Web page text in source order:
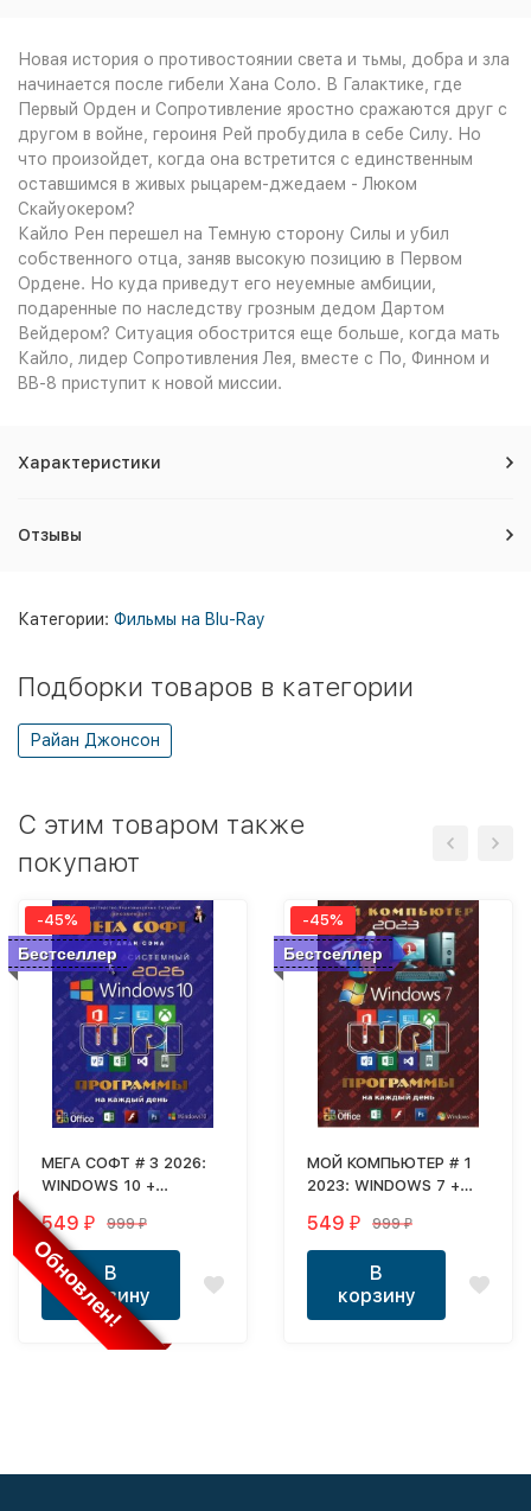
Новая история о противостоянии света и тьмы, добра и зла
начинается после гибели Хана Соло. В Галактике, где
Первый Орден и Сопротивление яростно сражаются друг с
другом в войне, героиня Рей пробудила в себе Силу. Но
что произойдет, когда она встретится с единственным
оставшимся в живых рыцарем-джедаем - Люком
Скайуокером?
Кайло Рен перешел на Темную сторону Силы и убил
собственного отца, заняв высокую позицию в Первом
Ордене. Но куда приведут его неуемные амбиции,
подаренные по наследству грозным дедом Дартом
Вейдером? Ситуация обострится еще больше, когда мать
Кайло, лидер Сопротивления Лея, вместе с По, Финном и
BB-8 приступит к новой миссии.
Характеристики
Отзывы
Категории: Фильмы на Blu-Ray
Подборки товаров в категории
Райан Джонсон
C этим товаром также
покупают
Обновлен!
Бестселлер
-45%
МЕГА СОФТ # 3 2026:
WINDOWS 10 +
WINDOWS 10, X86/X64,
6 РЕДАКЦИЙ,
ПРОГРАММЫ НА
КАЖДЫЙ ДЕНЬ
549 ₽ 999₽
В
корзину
Бестселлер
-45%
МОЙ КОМПЬЮТЕР # 1
2023: WINDOWS 7 +
WINDOWS 7, X86/X64,
7 РЕДАКЦИЙ,
ПРОГРАММЫ НА
КАЖДЫЙ ДЕНЬ
549 ₽ 999₽
В
корзину